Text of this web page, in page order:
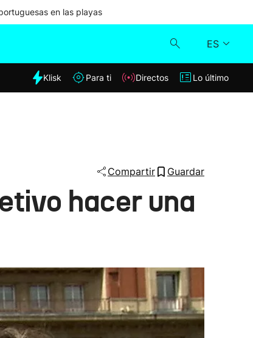
en las playas
ES
Klisk
Lo último
Klisk Para ti Directos Lo último
Compartir Guardar
hacer una